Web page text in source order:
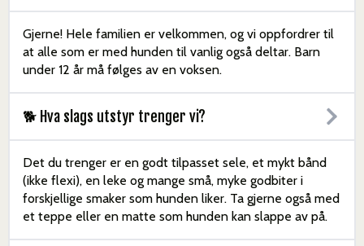
Gjerne! Hele familien er velkommen, og vi oppfordrer til
at alle som er med hunden til vanlig også deltar. Barn
under 12 år må følges av en voksen.
🐕 Hva slags utstyr trenger vi?
Det du trenger er en godt tilpasset sele, et mykt bånd
(ikke flexi), en leke og mange små, myke godbiter i
forskjellige smaker som hunden liker. Ta gjerne også med
et teppe eller en matte som hunden kan slappe av på.